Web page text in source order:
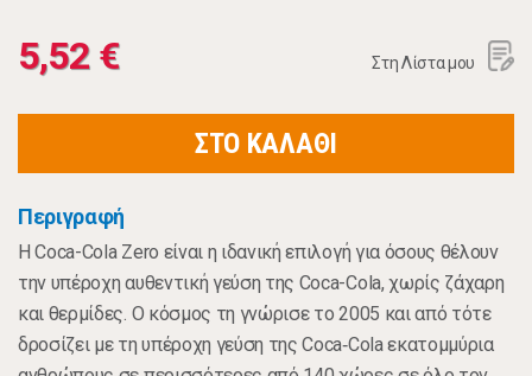
5,52 € Στη Λίστα μου
ΣΤΟ ΚΑΛΑΘΙ
Περιγραφή
Η Coca-Cola Zero είναι η ιδανική επιλογή για όσους θέλουν
την υπέροχη αυθεντική γεύση της Coca-Cola, χωρίς ζάχαρη
και θερμίδες. Ο κόσμος τη γνώρισε το 2005 και από τότε
δροσίζει με τη υπέροχη γεύση της Coca‑Cola εκατομμύρια